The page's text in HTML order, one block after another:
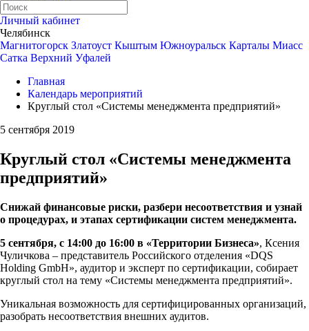
Личный кабинет
Челябинск
Магнитогорск Златоуст Кыштым Южноуральск Карталы Миасс
Сатка Верхний Уфалей
Главная
Календарь мероприятий
Круглый стол «Системы менеджмента предприятий»
5 сентября 2019
Круглый стол «Системы менеджмента
предприятий»
Снижай финансовые риски, разбери несоответствия и узнай
о процедурах, и этапах сертификации систем менеджмента.
5 сентября, с 14:00 до 16:00 в «Территории Бизнеса», Ксения
Чуличкова – представитель Российского отделения «DQS
Holding GmbH», аудитор и эксперт по сертификации, собирает
круглый стол на тему «Системы менеджмента предприятий».
Уникальная возможность для сертифицированных организаций,
разобрать несоответствия внешних аудитов.